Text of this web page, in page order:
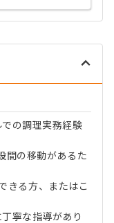
の調理実務経験
間の移動があるた
きる方、またはこ
寧な指導があり